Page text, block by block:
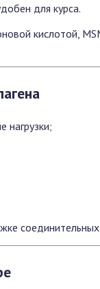
для курса.
кислотой,
нагрузки;
соединительных